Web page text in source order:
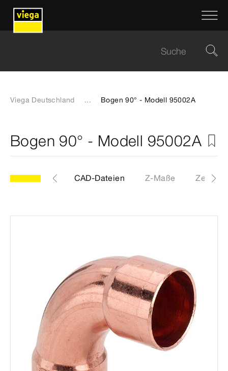
Viega Deutschland ... Bogen 90° - Modell 95002A
Bogen 90° - Modell 95002A
Etiketten CAD-Dateien Z-Maße